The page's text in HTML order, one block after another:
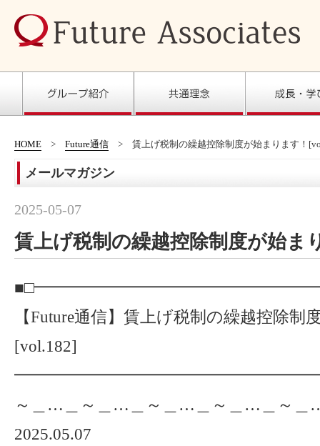
HOME Future通信 賃上げ税制の繰越控除制度が始まります！
メールマガジン
2025-05-07
賃上げ税制の繰越控除制度が始ま
【Future通信】賃上げ税制の繰越控除制
[vol.182]
～＿…＿～＿…＿～＿…＿～＿…＿～＿
2025.05.07